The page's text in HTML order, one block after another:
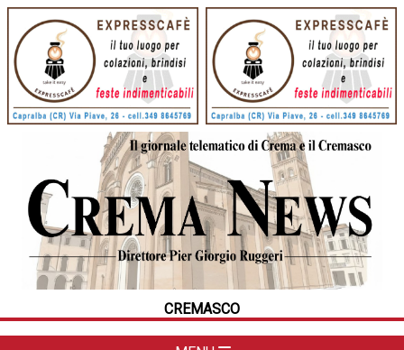
CREMASCO
HOME
CRONACA
POLITICA
LA FOTO
DAL TERRITORIO